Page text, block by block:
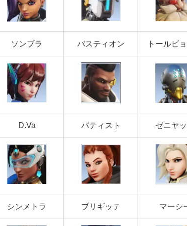
ソンブラ バスティオン トールビ
D.Va バティスト ゼニヤ
シンメトラ ブリギッテ マーシ